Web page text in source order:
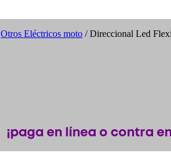
Otros Eléctricos moto / Direccional Led
¡paga en línea o contra